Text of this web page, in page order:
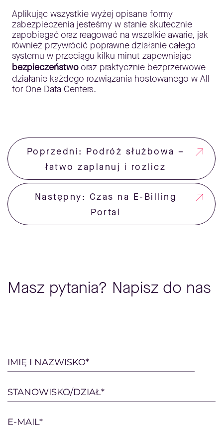
Aplikując wszystkie wyżej opisane formy
zabezpieczenia jesteśmy w stanie skutecznie
zapobiegać oraz reagować na wszelkie awarie, jak
również przywrócić poprawne działanie całego
systemu w przeciągu kilku minut zapewniając
bezpieczeństwo oraz praktycznie bezprzerwowe
działanie każdego rozwiązania hostowanego w All
for One Data Centers.
Poprzedni: Podróż służbowa –
łatwo zaplanuj i rozlicz
Następny: Czas na E-Billing
Portal
Masz pytania? Napisz do nas
Please
this
field
empty.
IMIĘ I NAZWISKO*
STANOWISKO/DZIAŁ*
E-MAIL*